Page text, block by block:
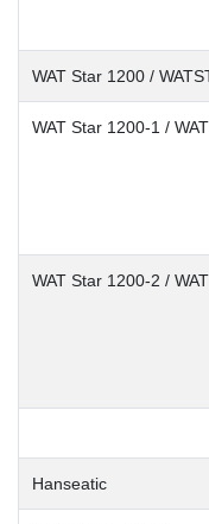
WAT Star 1200 /
WAT Star 1200-1 /
WAT Star 1200-2 /
Hanseatic